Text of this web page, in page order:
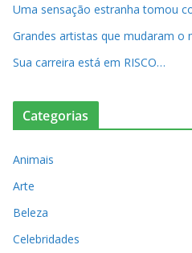
Uma sensação estranha tomou
Grandes artistas que mudaram o
Sua carreira está em RISCO…
Categorias
Animais
Arte
Beleza
Celebridades